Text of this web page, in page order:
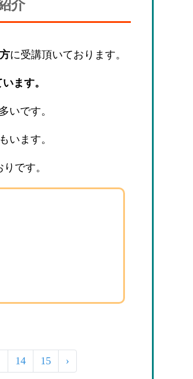
介
に受講頂いております。
ます。
いです。
います。
です。
14 15 ›